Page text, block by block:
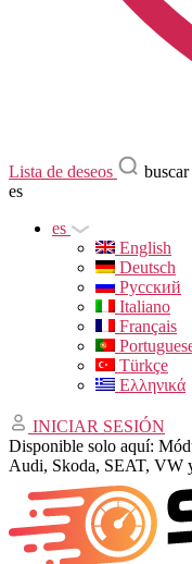
Lista de deseos
buscar
es
es
English
Deutsch
Русский
Italiano
Français
Türkçe
Ελληνικά
INICIAR SESIÓN
Disponible solo aquí:
Audi, Skoda, SEAT, VW